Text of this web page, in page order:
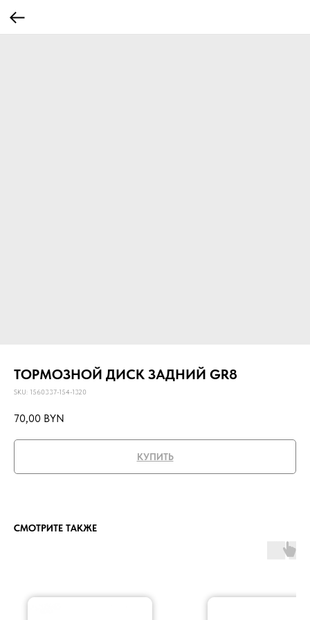
ТОРМОЗНОЙ ДИСК ЗАДНИЙ GR8
SKU: 1560337-154-1320
70,00 BYN
КУПИТЬ
СМОТРИТЕ ТАКЖЕ